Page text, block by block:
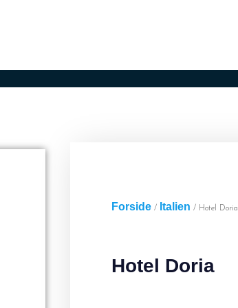
Forside / Italien / Hotel Doria
Hotel Doria